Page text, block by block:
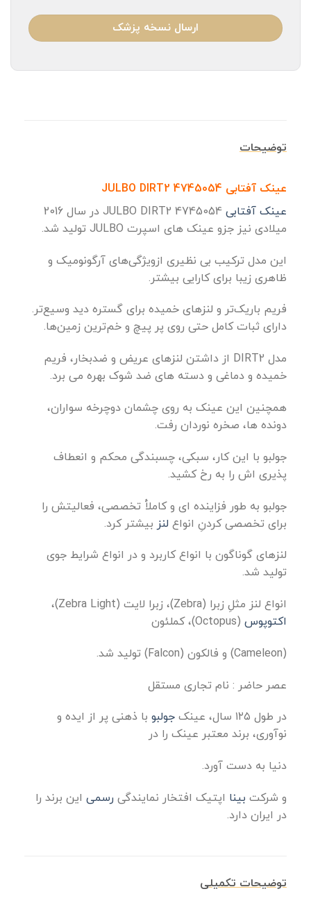
ارسال نسخه پزشک
توضیحات
عینک آفتابی JULBO DIRT2 4745054
عینک آفتابی
JULBO DIRT2 4745054 در سال 2016
میلادی نیز جزو عینک های اسپرت JULBO تولید شد.
این مدل ترکیب بی نظیری ازویژگی‌های آرگونومیک و
ظاهری زیبا برای کارایی بیشتر.
فریم باریک‌تر و لنزهای خمیده برای گستره دید وسیع‌تر.
دارای ثبات کامل حتی روی پر پیچ و خم‌ترین زمین‌ها.
مدل DIRT2 از داشتن لنزهای عریض و ضدبخار، فریم
خمیده و دماغی و دسته های ضد شوک بهره می برد.
همچنین این عینک به روی چشمان دوچرخه سواران،
دونده ها، صخره نوردان رفت.
جولبو با این کار، سبکی، چسبندگی محکم و انعطاف
پذیری اش را به رخ کشید.
جولبو به طور فزاینده ای و کاملأ تخصصی، فعالیتش را
برای تخصصی کردنِ انواع لنز بیشتر کرد.
لنزهای گوناگون با انواع کاربرد و در انواع شرایط جوی
تولید شد.
انواع لنز مثلِ زبرا (Zebra)، زبرا لایت (Zebra Light)،
اکتوپوس (Octopus)، کملئون
(Cameleon) و فالکون (Falcon) تولید شد.
عصر حاضر : نام تجاری مستقل
در طول ۱۲۵ سال، عینک جولبو با ذهنی پر از ایده و
نوآوری، برند معتبر عینک را در
دنیا به دست آورد.
و شرکت بینا اپتیک افتخار نمایندگی رسمی این برند را
در ایران دارد.
توضیحات تکمیلی